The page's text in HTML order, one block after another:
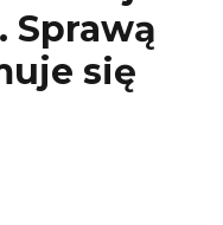
Sprawą
się